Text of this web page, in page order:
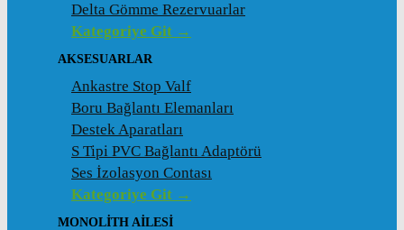
Delta Gömme Rezervuarlar
Kategoriye Git →
AKSESUARLAR
Ankastre Stop Valf
Boru Bağlantı Elemanları
Destek Aparatları
S Tipi PVC Bağlantı Adaptörü
Ses İzolasyon Contası
Kategoriye Git →
MONOLITH AILESI